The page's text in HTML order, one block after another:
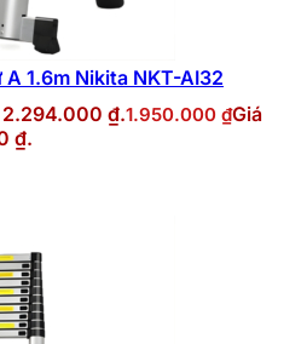
1.6m Nikita NKT-AI32
2.294.000 ₫.1.950.000 ₫Giá
₫.